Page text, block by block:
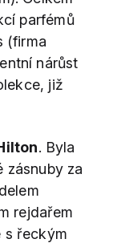
parfémů
(firma
nárůst
již
. Byla
zásnuby za
rejdařem
s řeckým